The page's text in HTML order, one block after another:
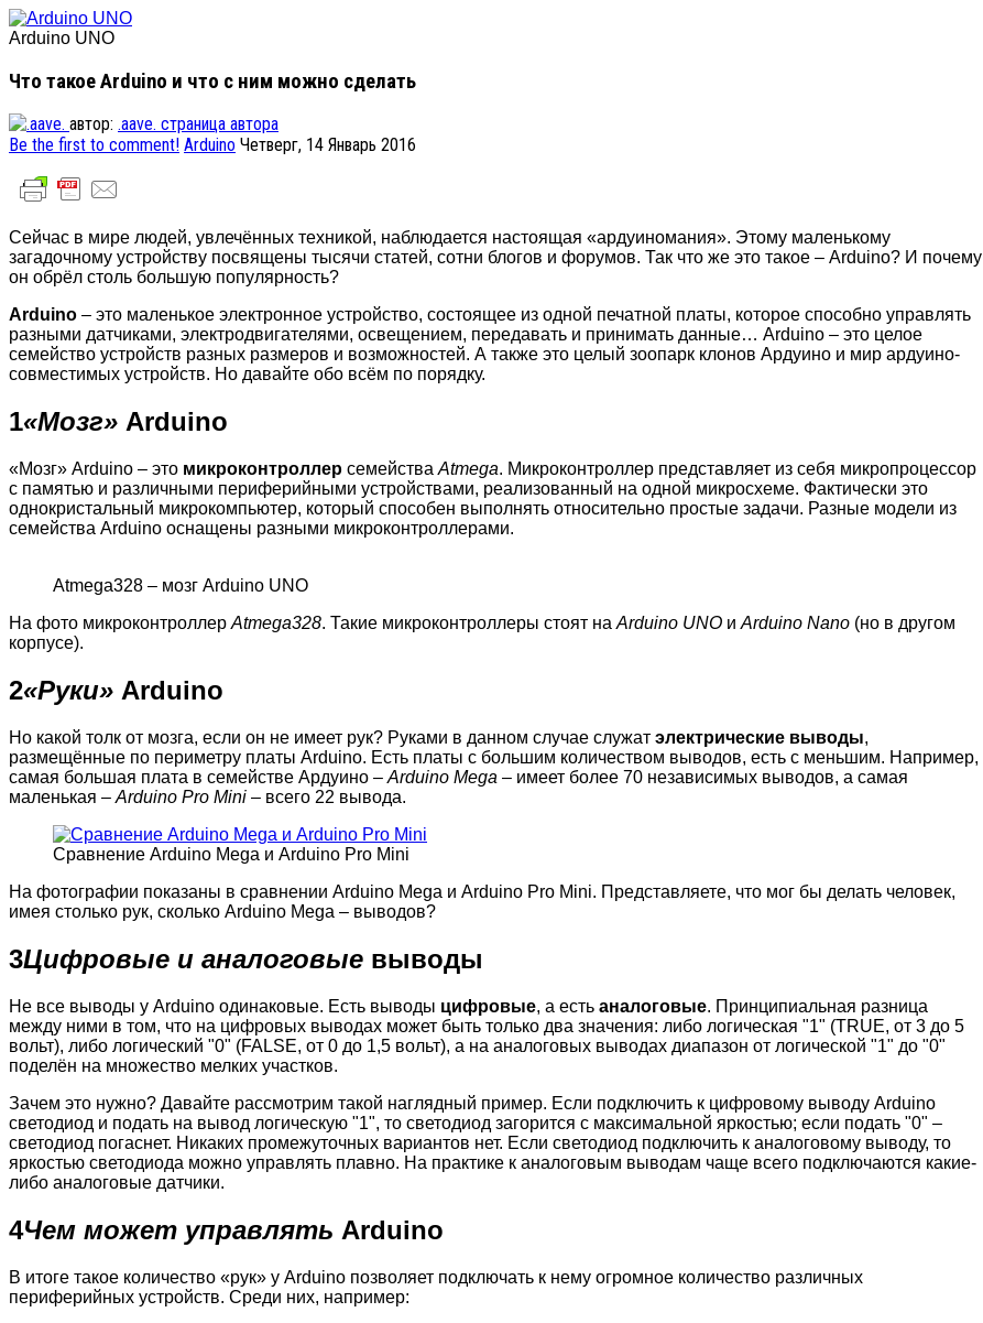
Arduino UNO
Что такое Arduino и что с ним можно сделать
автор: .aave. страница автора
Be the first to comment! Arduino Четверг, 14 Январь 2016
Сейчас в мире людей, увлечённых техникой, наблюдается настоящая «ардуиномания». Этому маленькому
загадочному устройству посвящены тысячи статей, сотни блогов и форумов. Так что же это такое – Arduino? И почему
он обрёл столь большую популярность?
Arduino – это маленькое электронное устройство, состоящее из одной печатной платы, которое способно управлять
разными датчиками, электродвигателями, освещением, передавать и принимать данные… Arduino – это целое
семейство устройств разных размеров и возможностей. А также это целый зоопарк клонов Ардуино и мир ардуино-
совместимых устройств. Но давайте обо всём по порядку.
1«Мозг» Arduino
«Мозг» Arduino – это микроконтроллер семейства Atmega. Микроконтроллер представляет из себя микропроцессор
с памятью и различными периферийными устройствами, реализованный на одной микросхеме. Фактически это
однокристальный микрокомпьютер, который способен выполнять относительно простые задачи. Разные модели из
семейства Arduino оснащены разными микроконтроллерами.
Atmega328 – мозг Arduino UNO
На фото микроконтроллер Atmega328. Такие микроконтроллеры стоят на Arduino UNO и Arduino Nano (но в другом
корпусе).
2«Руки» Arduino
Но какой толк от мозга, если он не имеет рук? Руками в данном случае служат электрические выводы,
размещённые по периметру платы Arduino. Есть платы с большим количеством выводов, есть с меньшим. Например,
самая большая плата в семействе Ардуино – Arduino Mega – имеет более 70 независимых выводов, а самая
маленькая – Arduino Pro Mini – всего 22 вывода.
Сравнение Arduino Mega и Arduino Pro Mini
На фотографии показаны в сравнении Arduino Mega и Arduino Pro Mini. Представляете, что мог бы делать человек,
имея столько рук, сколько Arduino Mega – выводов?
3Цифровые и аналоговые выводы
Не все выводы у Arduino одинаковые. Есть выводы цифровые, а есть аналоговые. Принципиальная разница
между ними в том, что на цифровых выводах может быть только два значения: либо логическая "1" (TRUE, от 3 до 5
вольт), либо логический "0" (FALSE, от 0 до 1,5 вольт), а на аналоговых выводах диапазон от логической "1" до "0"
поделён на множество мелких участков.
Зачем это нужно? Давайте рассмотрим такой наглядный пример. Если подключить к цифровому выводу Arduino
светодиод и подать на вывод логическую "1", то светодиод загорится с максимальной яркостью; если подать "0" –
светодиод погаснет. Никаких промежуточных вариантов нет. Если светодиод подключить к аналоговому выводу, то
яркостью светодиода можно управлять плавно. На практике к аналоговым выводам чаще всего подключаются какие-
либо аналоговые датчики.
4Чем может управлять Arduino
В итоге такое количество «рук» у Arduino позволяет подключать к нему огромное количество различных
периферийных устройств. Среди них, например: